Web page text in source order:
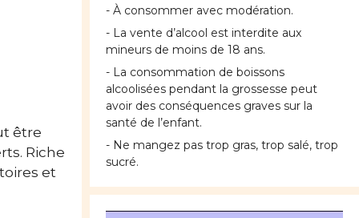
être
Riche
et
- À consommer avec modération.
- La vente d’alcool est interdite aux
mineurs de moins de 18 ans.
- La consommation de boissons
alcoolisées pendant la grossesse peut
avoir des conséquences graves sur la
santé de l’enfant.
- Ne mangez pas trop gras, trop salé, trop
sucré.